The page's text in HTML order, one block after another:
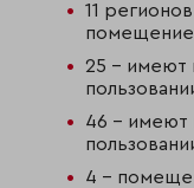
11
25 – имеют
46 – имеют
4 –